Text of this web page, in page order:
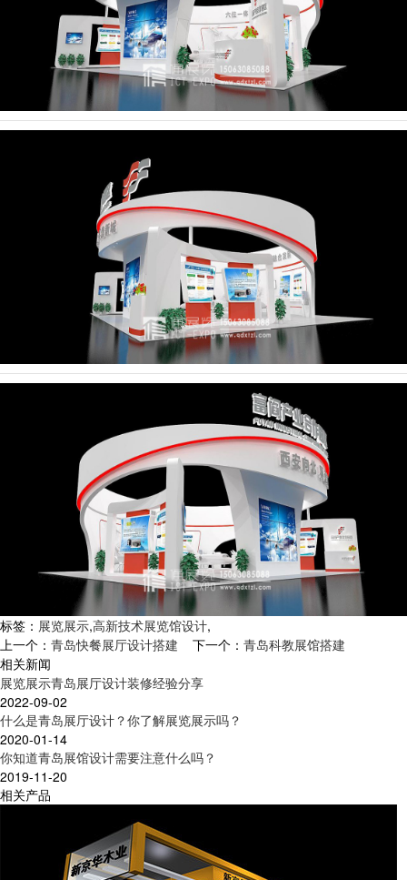
标签： 展览展示,高新技术展览馆设计,
上一个： 青岛快餐展厅设计搭建 下一个： 青岛科教展馆搭建
相关新闻
展览展示青岛展厅设计装修经验分享
2022-09-02
什么是青岛展厅设计？你了解展览展示吗？
2020-01-14
你知道青岛展馆设计需要注意什么吗？
2019-11-20
相关产品